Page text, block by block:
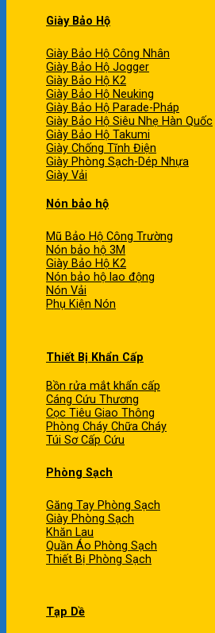
Giày Bảo Hộ
Giày Bảo Hộ Công Nhân
Giày Bảo Hộ Jogger
Giày Bảo Hộ K2
Giày Bảo Hộ Neuking
Giày Bảo Hộ Parade-Pháp
Giày Bảo Hộ Siêu Nhẹ Hàn Quốc
Giày Bảo Hộ Takumi
Giày Chống Tĩnh Điện
Giày Phòng Sạch-Dép Nhựa
Giày Vải
Nón bảo hộ
Mũ Bảo Hộ Công Trường
Nón bảo hộ 3M
Giày Bảo Hộ K2
Nón bảo hộ lao động
Nón Vải
Phụ Kiện Nón
Thiết Bị Khẩn Cấp
Bồn rửa mắt khẩn cấp
Cáng Cứu Thương
Cọc Tiêu Giao Thông
Phòng Cháy Chữa Cháy
Túi Sơ Cấp Cứu
Phòng Sạch
Găng Tay Phòng Sạch
Giày Phòng Sạch
Khăn Lau
Quần Áo Phòng Sạch
Thiết Bị Phòng Sạch
Tạp Dề